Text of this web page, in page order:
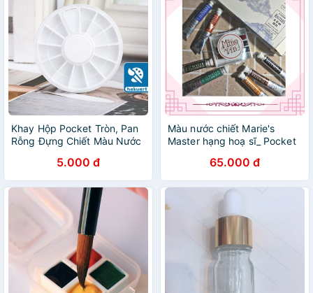
Khay Hộp Pocket Tròn, Pan
Rỗng Đựng Chiết Màu Nước
5.000 đ
Màu nước chiết Marie's
Master hạng hoạ sĩ_ Pocket
65.000 đ